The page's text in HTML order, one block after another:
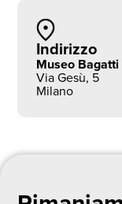
Indirizzo
Museo Bagatti
Via Gesù, 5
Milano